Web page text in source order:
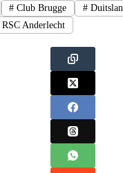
# Club Brugge #
RSC Anderlecht